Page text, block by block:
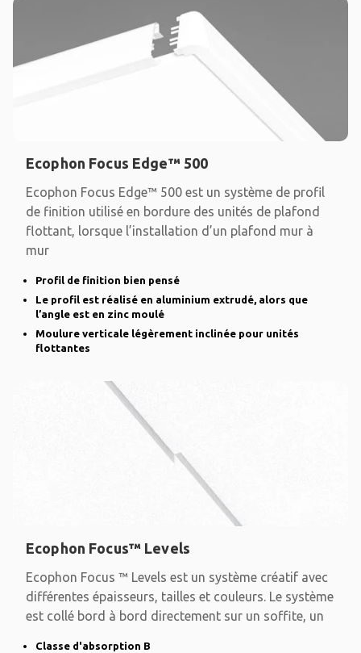
Ecophon Focus Edge™ 500
Ecophon Focus Edge™ 500 est un système de profil
de finition utilisé en bordure des unités de plafond
flottant, lorsque l’installation d’un plafond mur à
mur
Profil de finition bien pensé
Le profil est réalisé en aluminium extrudé, alors que
l’angle est en zinc moulé
Moulure verticale légèrement inclinée pour unités
flottantes
Ecophon Focus™ Levels
Ecophon Focus ™ Levels est un système créatif avec
différentes épaisseurs, tailles et couleurs. Le système
est collé bord à bord directement sur un soffite, un
Classe d'absorption B